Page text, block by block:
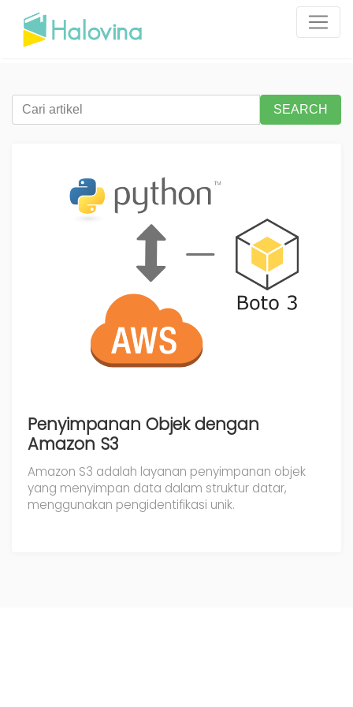
SEARCH
Penyimpanan Objek dengan
Amazon S3
Amazon S3 adalah layanan penyimpanan objek
yang menyimpan data dalam struktur datar,
menggunakan pengidentifikasi unik.